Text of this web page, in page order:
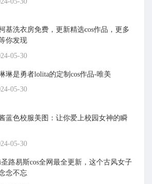
基洗衣房免费，更新精选cos作品，更多
你发现
05-30
琳是勇者lolita的定制cos作品-唯美
05-30
蓝色校服美图：让你爱上校园女神的瞬
05-30
圣路易斯cos全网最全更新，这个古风女子
念不忘